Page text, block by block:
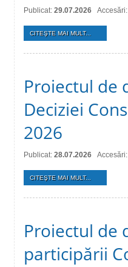
Publicat: 29.07.2026
CITEŞTE MAI MULT...
Proiectul de
Deciziei
2026
Publicat: 28.07.2026
CITEŞTE MAI MULT...
Proiectul de
participării